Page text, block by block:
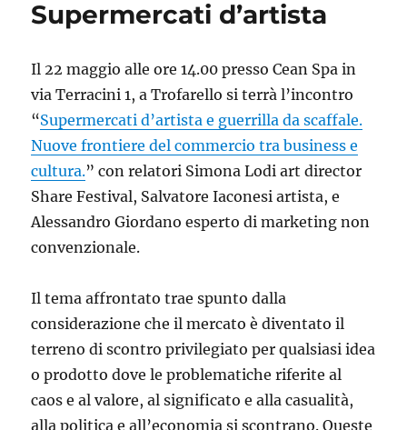
Supermercati d’artista
Il 22 maggio alle ore 14.00 presso Cean Spa in
via Terracini 1, a Trofarello si terrà l’incontro
“Supermercati d’artista e guerrilla da scaffale.
Nuove frontiere del commercio tra business e
cultura.” con relatori Simona Lodi art director
Share Festival, Salvatore Iaconesi artista, e
Alessandro Giordano esperto di marketing non
convenzionale.
Il tema affrontato trae spunto dalla
considerazione che il mercato è diventato il
terreno di scontro privilegiato per qualsiasi idea
o prodotto dove le problematiche riferite al
caos e al valore, al significato e alla casualità,
alla politica e all’economia si scontrano. Queste